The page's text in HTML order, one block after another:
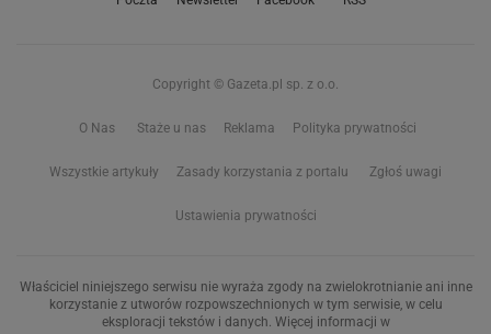
Copyright © Gazeta.pl sp. z o.o.
O Nas Staże u nas Reklama Polityka prywatności
Wszystkie artykuły Zasady korzystania z portalu Zgłoś uwagi
Ustawienia prywatności
Właściciel niniejszego serwisu nie wyraża zgody na zwielokrotnianie ani inne
korzystanie z utworów rozpowszechnionych w tym serwisie, w celu
eksploracji tekstów i danych. Więcej informacji w